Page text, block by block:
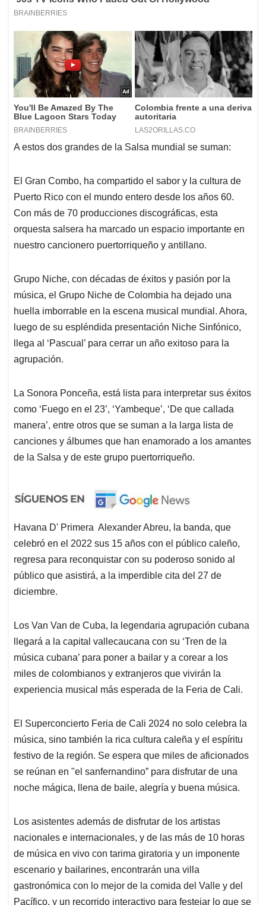
A estos dos grandes de la Salsa mundial se suman:
El Gran Combo, ha compartido el sabor y la cultura de
Puerto Rico con el mundo entero desde los años 60.
Con más de 70 producciones discográficas, esta
orquesta salsera ha marcado un espacio importante en
nuestro cancionero puertorriqueño y antillano.
Grupo Niche, con décadas de éxitos y pasión por la
música, el Grupo Niche de Colombia ha dejado una
huella imborrable en la escena musical mundial. Ahora,
luego de su espléndida presentación Niche Sinfónico,
llega al ‘Pascual’ para cerrar un año exitoso para la
agrupación.
La Sonora Ponceña, está lista para interpretar sus éxitos
como ‘Fuego en el 23’, ‘Yambeque’, ‘De que callada
manera’, entre otros que se suman a la larga lista de
canciones y álbumes que han enamorado a los amantes
de la Salsa y de este grupo puertorriqueño.
Havana D' Primera Alexander Abreu, la banda, que
celebró en el 2022 sus 15 años con el público caleño,
regresa para reconquistar con su poderoso sonido al
público que asistirá, a la imperdible cita del 27 de
diciembre.
Los Van Van de Cuba, la legendaria agrupación cubana
llegará a la capital vallecaucana con su ‘Tren de la
música cubana’ para poner a bailar y a corear a los
miles de colombianos y extranjeros que vivirán la
experiencia musical más esperada de la Feria de Cali.
El Superconcierto Feria de Cali 2024 no solo celebra la
música, sino también la rica cultura caleña y el espíritu
festivo de la región. Se espera que miles de aficionados
se reúnan en "el sanfernandino” para disfrutar de una
noche mágica, llena de baile, alegría y buena música.
Los asistentes además de disfrutar de los artistas
nacionales e internacionales, y de las más de 10 horas
de música en vivo con tarima giratoria y un imponente
escenario y bailarines, encontrarán una villa
gastronómica con lo mejor de la comida del Valle y del
Pacífico, y un recorrido interactivo para festejar lo que se